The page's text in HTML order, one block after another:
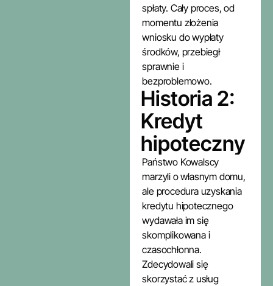
spłaty. Cały proces, od
momentu złożenia
wniosku do wypłaty
środków, przebiegł
sprawnie i
bezproblemowo.
Historia 2:
Kredyt
hipoteczny
Państwo Kowalscy
marzyli o własnym domu,
ale procedura uzyskania
kredytu hipotecznego
wydawała im się
skomplikowana i
czasochłonna.
Zdecydowali się
skorzystać z usług